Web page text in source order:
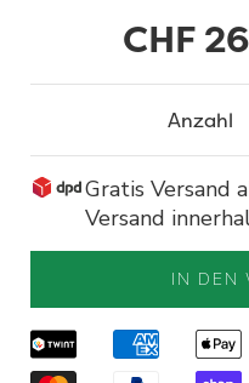
CHF
Anzahl
Gratis Versand
Versand
IN DEN